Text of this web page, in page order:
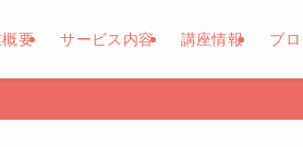
要 サービス内容 講座情報 ブ